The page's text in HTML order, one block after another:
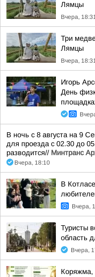
Лямцы
Вчера,
Три
Лямцы
Вчера,
Игорь
День
В ночь с 8 августа на 9
для проезда с 02.30 до
разводится// Минтранс
Вчера, 18:10
В
Вчера,
Туристы
область
Вчера,
Коряжма,